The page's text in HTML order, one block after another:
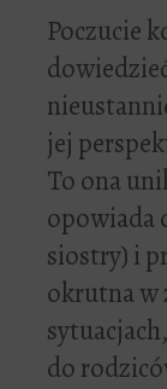
Poczucie
jej
To ona
opowiada
siostry) i
okrutna w
do